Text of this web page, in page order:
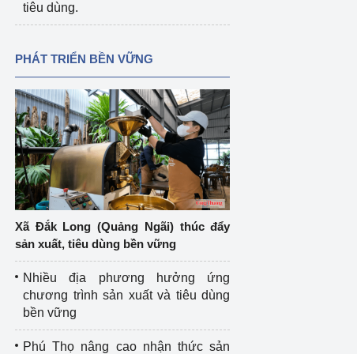
tiêu dùng.
PHÁT TRIỂN BỀN VỮNG
Xã Đắk Long (Quảng Ngãi) thúc đẩy
sản xuất, tiêu dùng bền vững
Nhiều địa phương hưởng ứng
chương trình sản xuất và tiêu dùng
bền vững
Phú Thọ nâng cao nhận thức sản